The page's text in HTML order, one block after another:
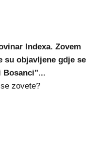
Indexa. Zovem
su objavljene gdje se
Bosanci"...
zovete?